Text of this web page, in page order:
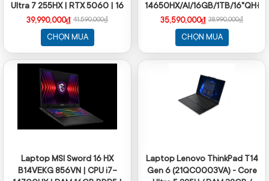
Ultra 7 255HX | RTX 5060 | 16
inch QHD+ 240Hz | 16GB |
1TB | Win 11 | Xám)
39,990,000₫ 41,590,000₫
CHỌN MUA
14650HX/AI/16GB/1TB/
8GB/Win11
35,590,000₫ 38,990,000₫
CHỌN MUA
Laptop MSI Sword 16 HX
B14VEKG 856VN | CPU i7-
Laptop Lenovo ThinkPad T14
Gen 6 (21QC0003VA) - Core